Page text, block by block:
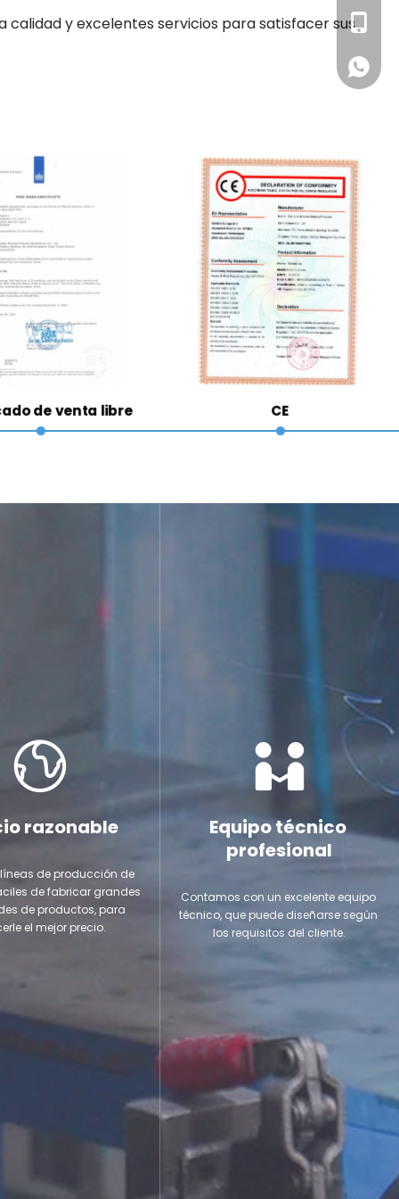
y excelentes servicios para satisfacer sus
de venta libre CE
razonable
líneas de producción de
de fabricar grandes
de productos, para
el mejor precio.
Equipo técnico
profesional
Contamos con un excelente equipo
técnico, que puede diseñarse según
los requisitos del cliente.
+86-